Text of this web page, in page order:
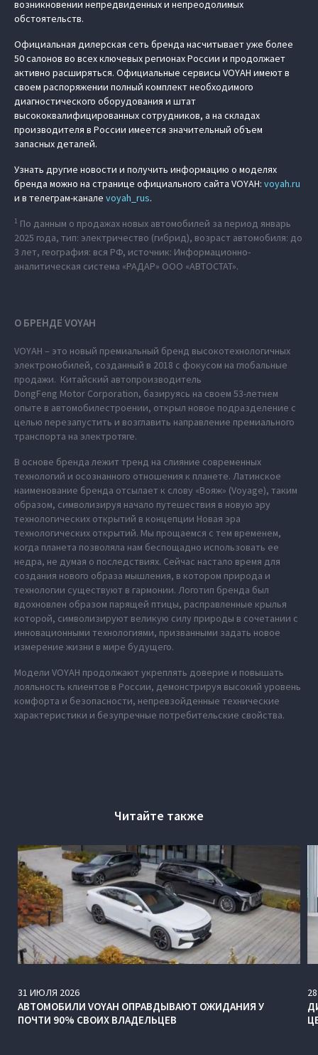
возникновении непредвиденных и непреодолимых
обстоятельств.
Официальная дилерская сеть бренда насчитывает уже более
50 салонов во всех ключевых регионах России и продолжает
активно расширяться. Официальные сервисы VOYAH имеют в
своем распоряжении полный комплект необходимого
диагностического оборудования и штат
высококвалифицированных сотрудников, а на складах
производителя в России имеется значительный объем
запасных деталей.
Узнать другие новости и получить информацию о моделях
бренда можно на странице официального сайта VOYAH: voyah.ru
и в телеграм-канале voyah_rus.
1 По данным о продажах новых автомобилей за период январь
2025 года, тип: электричество (гибрид), возраст автомобиля: до
3 лет, география: вся РФ, источник: Информационно-
аналитическая система «РАДАР» ООО «АВТОСТАТ».
О БРЕНДЕ VOYAH
VOYAH – это новый премиальный бренд высокотехнологичных
электромобилей, созданный в 2018 с фокусом на глобальные
продажи. Китайский автопроизводитель
DongFeng Motor Corporation, базируясь на своем 53-летнем
опыте в автомобилестроении, открыл новое подразделение с
целью перезапустить и возглавить направление премиального
транспорта на электротяге.
В основе бренда лежит тренд на слияние современных
технологий и осознанного отношения к планете. Латинское
наименование бренда отсылает к слову «Вояж» (Voyage), таким
образом, символизируя начало путешествия в новую эру
технологических открытий в концепции Новая эра
технологических открытий. Мы прощаемся с тем временем,
когда планета позволяла нам беспощадно использовать ее
недра, не думая о последствиях. Сейчас настало время для
создания нового образа мышления, в котором природа и
технологии существуют в гармонии. Логотип бренда был
вдохновлен образом парящей птицы, расправленные крылья
которой, символизируют великую силу природы в сочетании с
инновационными технологиями, призванными задать новое
измерение жизни в мире будущего.
Модели VOYAH продолжают укреплять доверие и повышать
лояльность клиентов в России, демонстрируя высокий уровень
комфорта и безопасности, непревзойденные технические
характеристики и безупречные потребительские свойства.
Читайте также
31 ИЮЛЯ 2026
АВТОМОБИЛИ VOYAH ОПРАВДЫВАЮТ ОЖИДАНИЯ У
ПОЧТИ 90% СВОИХ ВЛАДЕЛЬЦЕВ
28